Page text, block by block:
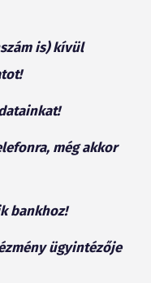
is) kívül
még akkor
bankhoz!
ügyintézője